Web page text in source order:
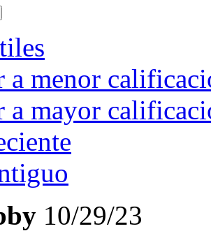
a menor
a mayor
10/29/23